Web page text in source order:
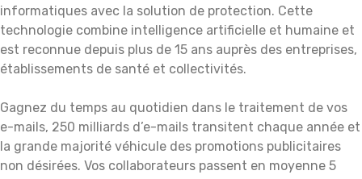
informatiques avec la solution de protection. Cette
technologie combine intelligence artificielle et humaine et
est reconnue depuis plus de 15 ans auprès des entreprises,
établissements de santé et collectivités.
Gagnez du temps au quotidien dans le traitement de vos
e-mails, 250 milliards d’e-mails transitent chaque année et
la grande majorité véhicule des promotions publicitaires
non désirées. Vos collaborateurs passent en moyenne 5